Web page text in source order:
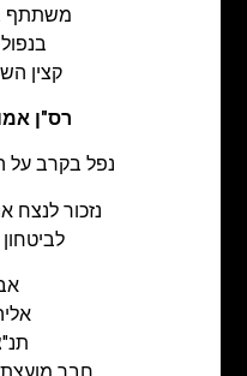
משתתף
קצין
רס"ן
נפל בקרב על
נזכור לנצח